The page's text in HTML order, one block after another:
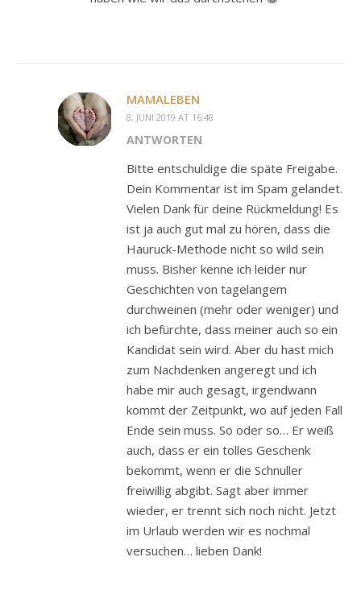
MAMALEBEN
8. JUNI 2019 AT 16:48
ANTWORTEN
Bitte entschuldige die späte Freigabe.
Dein Kommentar ist im Spam gelandet.
Vielen Dank für deine Rückmeldung! Es
ist ja auch gut mal zu hören, dass die
Hauruck-Methode nicht so wild sein
muss. Bisher kenne ich leider nur
Geschichten von tagelangem
durchweinen (mehr oder weniger) und
ich befürchte, dass meiner auch so ein
Kandidat sein wird. Aber du hast mich
zum Nachdenken angeregt und ich
habe mir auch gesagt, irgendwann
kommt der Zeitpunkt, wo auf jeden Fall
Ende sein muss. So oder so… Er weiß
auch, dass er ein tolles Geschenk
bekommt, wenn er die Schnuller
freiwillig abgibt. Sagt aber immer
wieder, er trennt sich noch nicht. Jetzt
im Urlaub werden wir es nochmal
versuchen… lieben Dank!